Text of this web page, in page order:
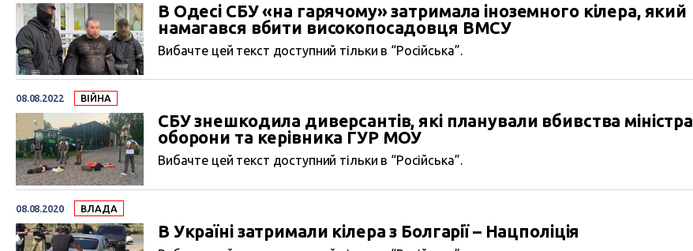
В Одесі СБУ «на гарячому» затримала іноземного кілера, який
намагався вбити високопосадовця ВМСУ
Вибачте цей текст доступний тільки в “Російська”.
08.08.2022 ВІЙНА
СБУ знешкодила диверсантів, які планували вбивства міністра
оборони та керівника ГУР МОУ
Вибачте цей текст доступний тільки в “Російська”.
08.08.2020 ВЛАДА
В Україні затримали кілера з Болгарії – Нацполіція